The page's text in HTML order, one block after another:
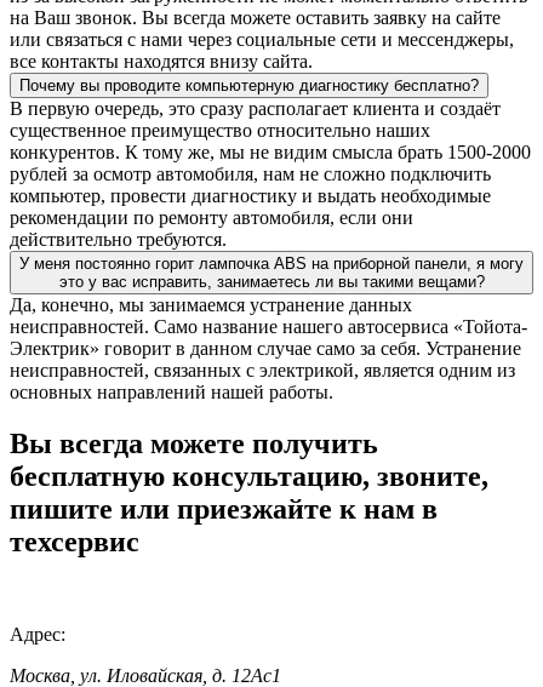
на Ваш звонок. Вы всегда можете оставить заявку на сайте
или связаться с нами через социальные сети и мессенджеры,
все контакты находятся внизу сайта.
Почему вы проводите компьютерную диагностику бесплатно?
В первую очередь, это сразу располагает клиента и создаёт
существенное преимущество относительно наших
конкурентов. К тому же, мы не видим смысла брать 1500-2000
рублей за осмотр автомобиля, нам не сложно подключить
компьютер, провести диагностику и выдать необходимые
рекомендации по ремонту автомобиля, если они
действительно требуются.
У меня постоянно горит лампочка ABS на приборной панели, я могу
это у вас исправить, занимаетесь ли вы такими вещами?
Да, конечно, мы занимаемся устранение данных
неисправностей. Само название нашего автосервиса «Тойота-
Электрик» говорит в данном случае само за себя. Устранение
неисправностей, связанных с электрикой, является одним из
основных направлений нашей работы.
Вы всегда можете получить
бесплатную консультацию, звоните,
пишите или приезжайте к нам в
техсервис
Адрес:
Москва, ул. Иловайская, д. 12Ас1